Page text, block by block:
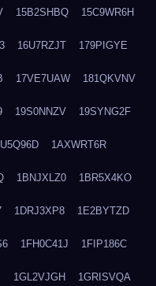
15B2SHBQ 15C9WR6H
16U7RZJT 179PIGYE
17VE7UAW 181QKVNV
19S0NNZV 19SYNG2F
1AXWRT6R
1BNJXLZ0 1BR5X4KO
1DRJ3XP8 1E2BYTZD
1FH0C41J 1FIP186C
1GL2VJGH 1GRISVQA